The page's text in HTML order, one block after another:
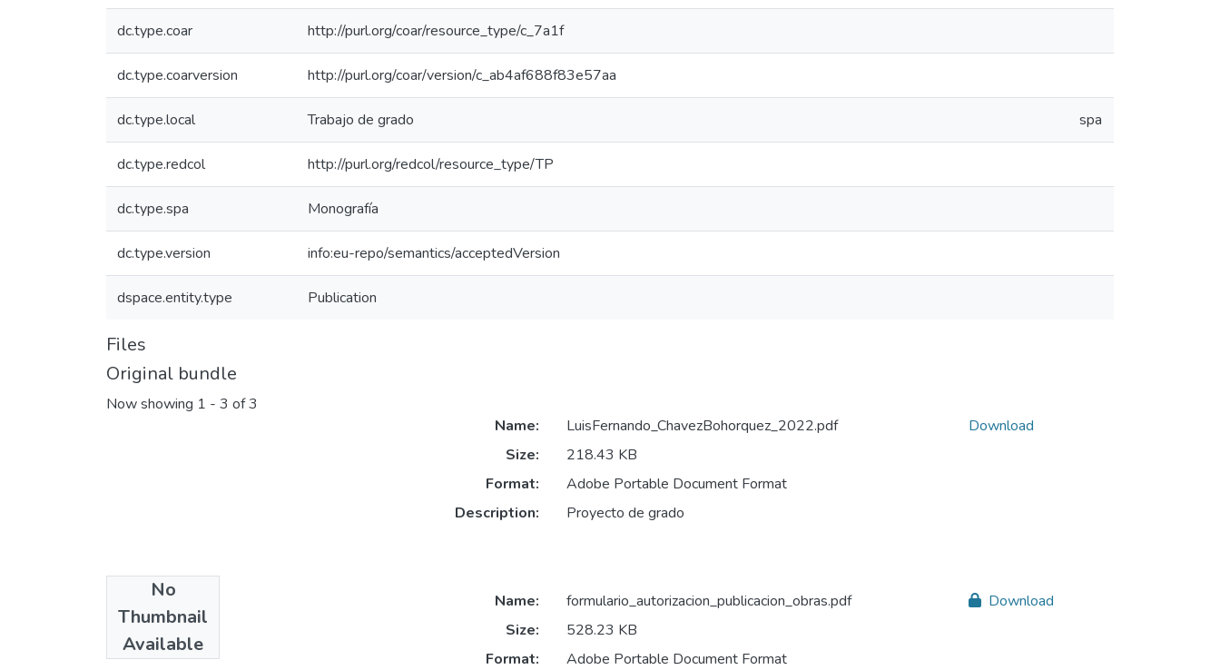
dc.type.coar http://purl.org/coar/resource_type/c_7a1f
dc.type.coarversion http://purl.org/coar/version/c_ab4af688f83e57aa
dc.type.local Trabajo de grado spa
dc.type.redcol http://purl.org/redcol/resource_type/TP
dc.type.spa Monografía
dc.type.version info:eu-repo/semantics/acceptedVersion
dspace.entity.type Publication
Files
Original bundle
Now showing 1 - 3 of 3
No
Thumbnail
Available
Name:
LuisFernando_ChavezBohorquez_2022.pdf
Size:
218.43 KB
Format:
Adobe Portable Document Format
Description:
Proyecto de grado
Download
Name:
formulario_autorizacion_publicacion_obras.pdf
Size:
528.23 KB
Format:
Adobe Portable Document Format
Download